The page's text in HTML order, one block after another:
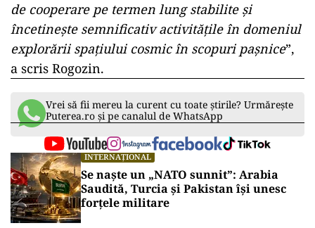
de cooperare pe termen lung stabilite și
încetinește semnificativ activitățile în domeniul
explorării spațiului cosmic în scopuri pașnice”,
a scris Rogozin.
Vrei să fii mereu la curent cu toate știrile? Urmărește
Puterea.ro și pe canalul de WhatsApp
INTERNAȚIONAL
Se naște un „NATO sunnit”: Arabia
Saudită, Turcia și Pakistan își unesc
forțele militare